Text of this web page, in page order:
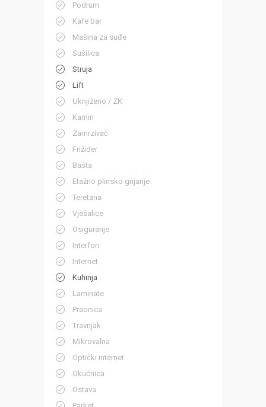
Podrum
Kafe bar
Mašina za suđe
Sušilica
Struja
Lift
Uknjiženo / ZK
Kamin
Zamrzivač
Frižider
Bašta
Etažno plinsko grijanje
Teretana
Vješalice
Osiguranje
Interfon
Internet
Kuhinja
Laminate
Praonica
Travnjak
Mikrovalna
Optički internet
Okućnica
Ostava